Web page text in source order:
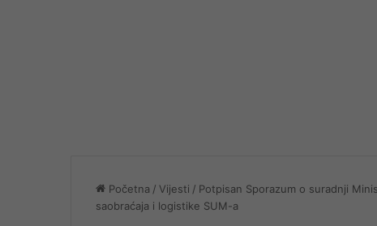
Početna / Vijesti / Potpisan Sporazum o suradnji
saobraćaja i logistike SUM-a